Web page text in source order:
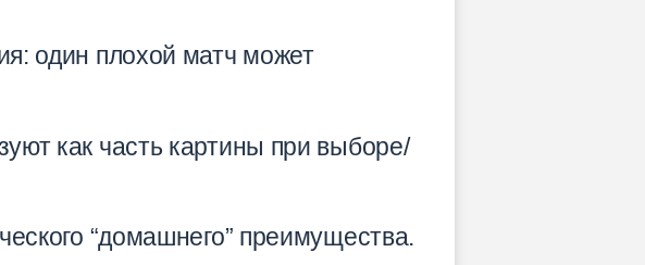
один плохой матч может
как часть картины при выборе/
“домашнего” преимущества.